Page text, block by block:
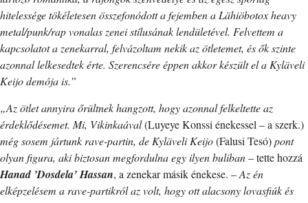
hitelessége tökéletesen összefonódott a fejemben a Lähiöbotox heavy
metal/punk/rap vonalas zenei stílusának lendületével. Felvettem a
kapcsolatot a zenekarral, felvázoltam nekik az ötletemet, és ők szinte
azonnal lelkesedtek érte. Szerencsére éppen akkor készült el a Kyläveli
Keijo demója is.”
„Az ötlet annyira őrültnek hangzott, hogy azonnal felkeltette az
érdeklődésemet. Mi, Vikinkaával(Luyeye Konssi énekessel – a szerk.)
még sosem jártunk rave-partin, de Kyläveli Keijo(Falusi Tesó)pont
olyan figura, aki biztosan megfordulna egy ilyen buliban– tette hozzá
Hanad ’Dosdela’ Hassan, a zenekar másik énekese. –Az én
elképzelésem a rave-partikról az volt, hogy ott alacsony lovasfiúk és